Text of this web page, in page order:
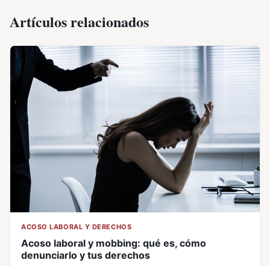
Artículos relacionados
ACOSO LABORAL Y DERECHOS
Acoso laboral y mobbing: qué es, cómo
denunciarlo y tus derechos